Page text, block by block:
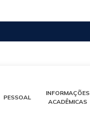
PESSOAL
INFORMAÇÕES
ACADÊMICAS